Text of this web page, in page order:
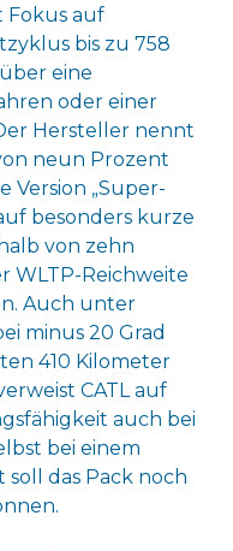
Fokus auf
bis zu 758
eine
oder einer
Hersteller nennt
neun Prozent
Version „Super-
besonders kurze
von zehn
WLTP-Reichweite
Auch unter
minus 20 Grad
410 Kilometer
CATL auf
auch bei
bei einem
das Pack noch